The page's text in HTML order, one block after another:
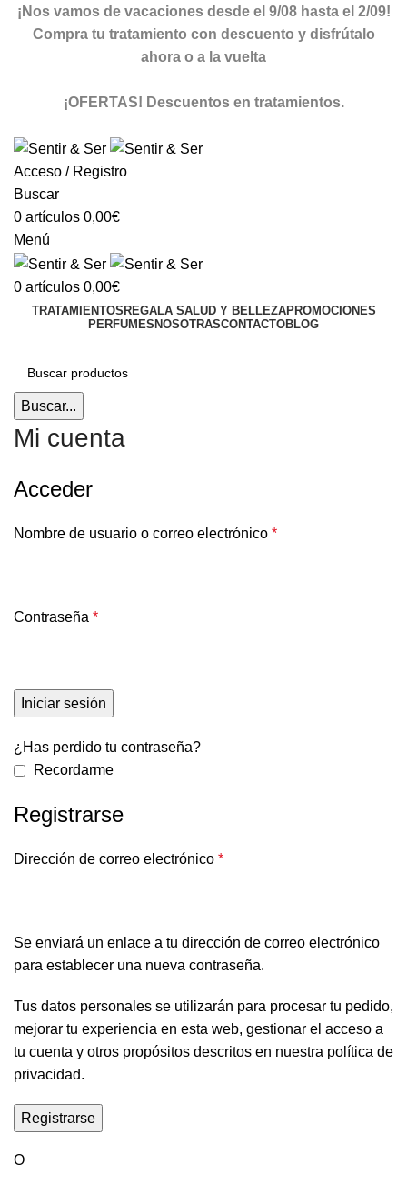
¡Nos vamos de vacaciones desde el 9/08 hasta el 2/09!
Compra tu tratamiento con descuento y disfrútalo
ahora o a la vuelta
¡OFERTAS! Descuentos en tratamientos.
Acceso / Registro
Buscar
0 artículos 0,00€
Menú
0 artículos 0,00€
TRATAMIENTOSREGALA SALUD Y BELLEZAPROMOCIONES
PERFUMESNOSOTRASCONTACTOBLOG
Buscar...
Mi cuenta
Acceder
Nombre de usuario o correo electrónico *
Contraseña *
Iniciar sesión
¿Has perdido tu contraseña?
Recordarme
Registrarse
Dirección de correo electrónico *
Se enviará un enlace a tu dirección de correo electrónico
para establecer una nueva contraseña.
Tus datos personales se utilizarán para procesar tu pedido,
mejorar tu experiencia en esta web, gestionar el acceso a
tu cuenta y otros propósitos descritos en nuestra política de
privacidad.
Registrarse
O